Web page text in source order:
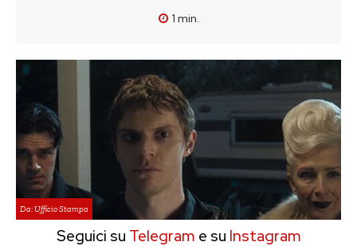
1 min.
Da: Ufficio Stampa
Seguici su Telegram e su Instagram